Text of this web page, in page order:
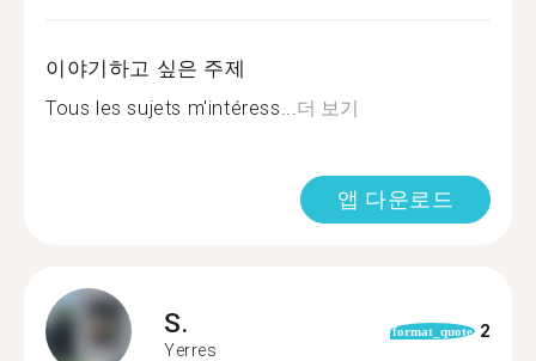
이야기하고 싶은 주제
Tous les sujets m'intéress...더 보기
앱 다운로드
S.
Yerres
format_quote 2